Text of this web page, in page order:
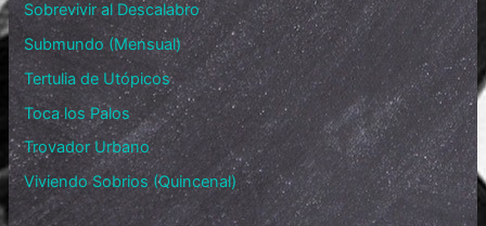
Sobrevivir al Descalabro
Submundo (Mensual)
Tertulia de Utópicos
Toca los Palos
Trovador Urbano
Viviendo Sobrios (Quincenal)